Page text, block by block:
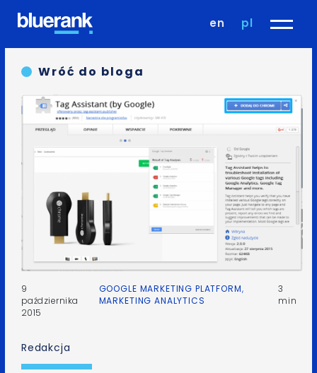
en pl
Wróć do bloga
9
października
2015
GOOGLE MARKETING PLATFORM,
MARKETING ANALYTICS
3
min
Redakcja